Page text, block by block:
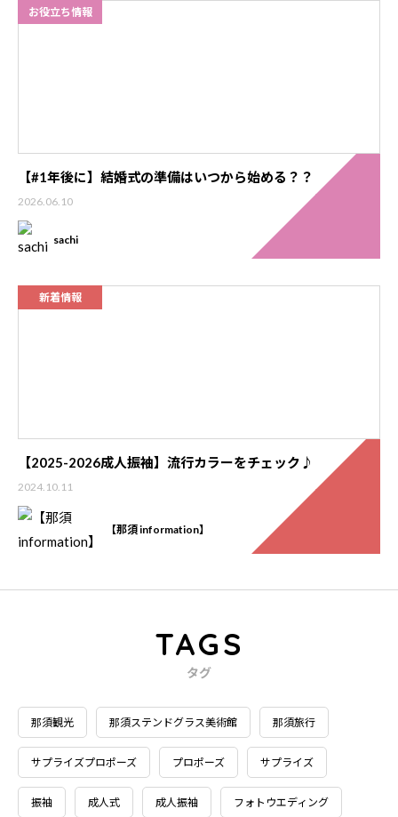
お役立ち情報
【#1年後に】結婚式の準備はいつから始める？？
2026.06.10
sachi
新着情報
【2025-2026成人振袖】流行カラーをチェック♪
2024.10.11
【那須 information】
TAGS
タグ
那須観光 那須ステンドグラス美術館 那須旅行
サプライズプロポーズ プロポーズ サプライズ
振袖 成人式 成人振袖 フォトウエディング